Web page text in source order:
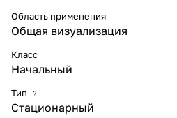
Область применения
Общая визуализация
Класс
Начальный
Тип ?
Стационарный